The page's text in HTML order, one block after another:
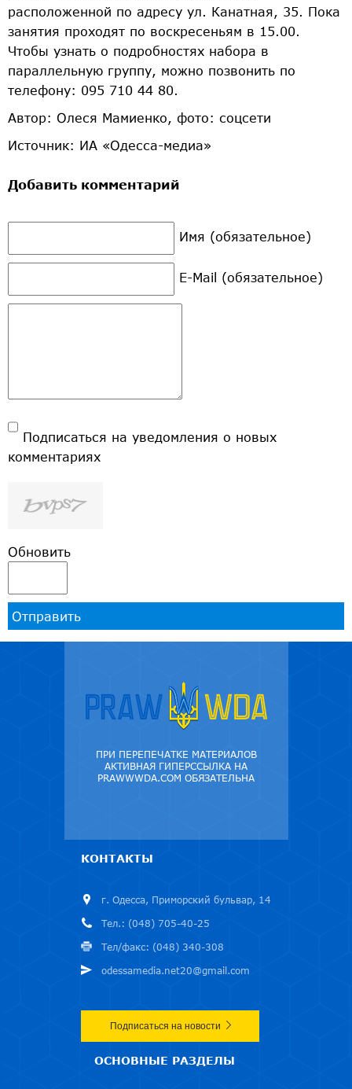
расположенной по адресу ул. Канатная, 35. Пока
занятия проходят по воскресеньям в 15.00.
Чтобы узнать о подробностях набора в
параллельную группу, можно позвонить по
телефону: 095 710 44 80.
Автор: Олеся Мамиенко, фото: соцсети
Источник: ИА «Одесса-медиа»
Добавить комментарий
Имя (обязательное)
E-Mail (обязательное)
Подписаться на уведомления о новых
комментариях
Обновить
Отправить
ПРИ ПЕРЕПЕЧАТКЕ МАТЕРИАЛОВ
АКТИВНАЯ ГИПЕРССЫЛКА НА
PRAWWWDA.COM ОБЯЗАТЕЛЬНА
КОНТАКТЫ
г. Одесса, Приморский бульвар, 14
Тел.: (048) 705-40-25
Тел/факс: (048) 340-308
odessamedia.net20@gmail.com
Подписаться на новости
ОСНОВНЫЕ РАЗДЕЛЫ